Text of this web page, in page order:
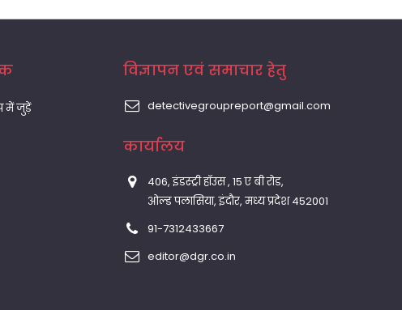
में जुड़ें
विज्ञापन एवं समाचार हेतु
detectivegroupreport@gmail.com
कार्यालय
406, इंडस्ट्री हॉउस , 15 ए बी रोड,
ओल्ड पलासिया, इंदौर, मध्य प्रदेश 452001
91-7312433667
editor@dgr.co.in